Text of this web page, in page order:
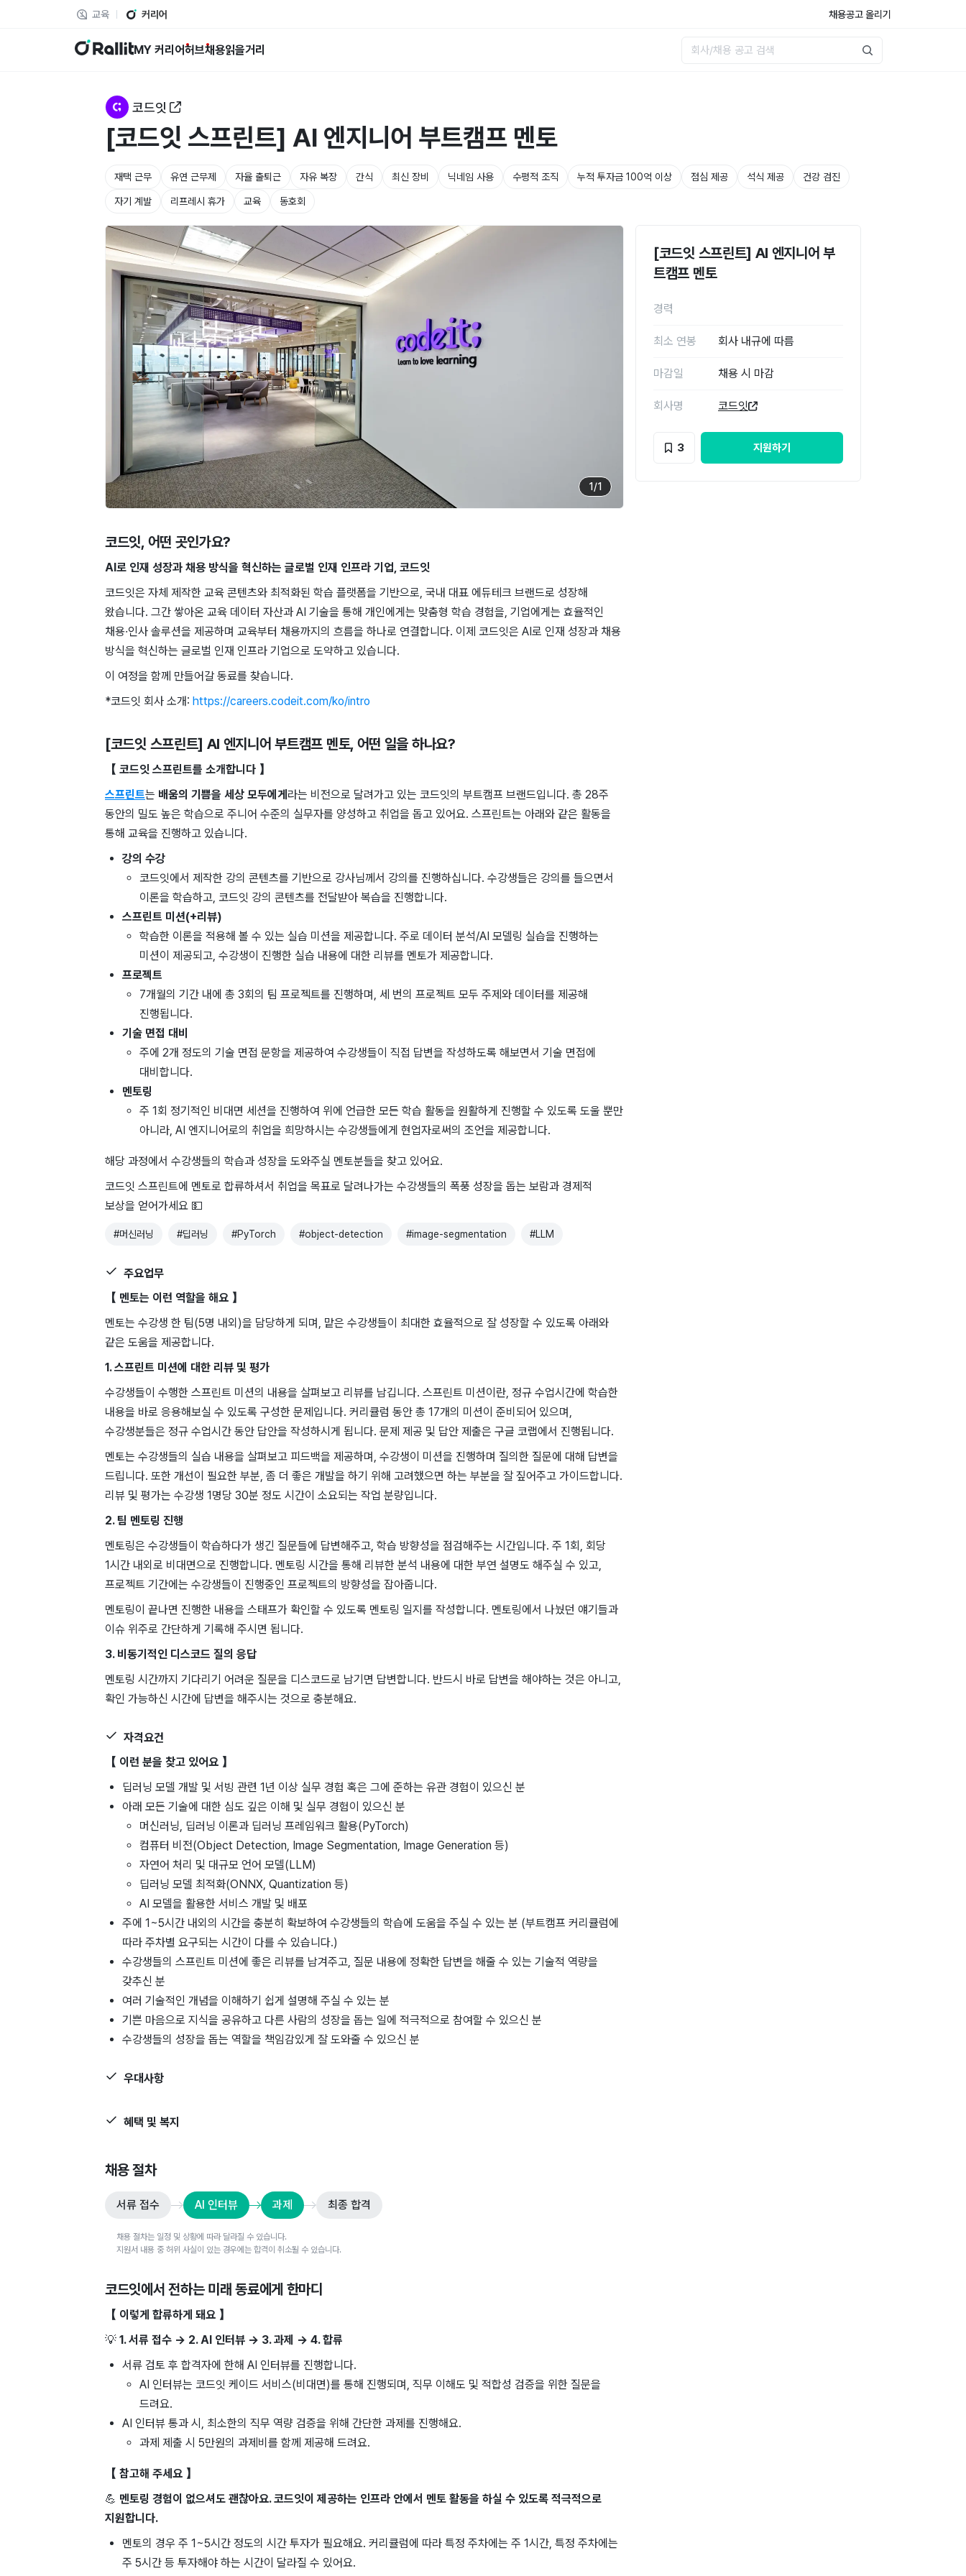
교육 커리어 채용공고 올리기
랠릿 MY 커리어허브채용읽을거리
코드잇
[코드잇 스프린트] AI 엔지니어 부트캠프 멘토
재택 근무 유연 근무제 자율 출퇴근 자유 복장 간식 최신 장비 닉네임 사용 수평적 조직 누적 투자금 100억 이상 점심 제공 석식 제공 건강 검진
자기 계발 리프레시 휴가 교육 동호회
1/1
코드잇, 어떤 곳인가요?
AI로 인재 성장과 채용 방식을 혁신하는 글로벌 인재 인프라 기업, 코드잇
코드잇은 자체 제작한 교육 콘텐츠와 최적화된 학습 플랫폼을 기반으로, 국내 대표 에듀테크 브랜드로 성장해
왔습니다. 그간 쌓아온 교육 데이터 자산과 AI 기술을 통해 개인에게는 맞춤형 학습 경험을, 기업에게는 효율적인
채용·인사 솔루션을 제공하며 교육부터 채용까지의 흐름을 하나로 연결합니다. 이제 코드잇은 AI로 인재 성장과 채용
방식을 혁신하는 글로벌 인재 인프라 기업으로 도약하고 있습니다.
이 여정을 함께 만들어갈 동료를 찾습니다.
*코드잇 회사 소개: https://careers.codeit.com/ko/intro
[코드잇 스프린트] AI 엔지니어 부트캠프 멘토, 어떤 일을 하나요?
【 코드잇 스프린트를 ​소개합니다 】
스프린트는 배움의 ​기쁨을 ​세상 모두에게 라는 ​비전으로 달려가고 있는 코드잇의 ​부트캠프 ​브랜드입니다. 총 ​28주
동안의 밀도 ​높은 학습으로 ​주니어 ​수준의 실무자를 ​양성하고 ​취업을 ​돕고 있어요. 스프린트는 ​아래와 ​같은 활동을
통해 ​교육을 ​진행하고 ​있습니다.
강의 수강
코드잇에서 제작한 ​강의 콘텐츠를 ​기반으로 ​강사님께서 강의를 ​진행하십니다. 수강생들은 ​강의를 ​들으면서
이론을 학습하고, ​코드잇 강의 ​콘텐츠를 전달받아 복습을 진행합니다.
스프린트 미션(+리뷰)
학습한 이론을 적용해 볼 수 있는 실습 미션을 제공합니다. 주로 데이터 분석/AI 모델링 실습을 진행하는
미션이 제공되고, 수강생이 진행한 실습 내용에 대한 리뷰를 멘토가 제공합니다.
프로젝트
7개월의 기간 내에 총 3회의 팀 프로젝트를 진행하며, 세 번의 프로젝트 모두 주제와 데이터를 제공해
진행됩니다.
기술 면접 대비
주에 2개 정도의 기술 면접 문항을 제공하여 수강생들이 직접 답변을 작성하도록 해보면서 기술 면접에
대비합니다.
멘토링
주 1회 정기적인 비대면 세션을 진행하여 위에 언급한 모든 학습 활동을 원활하게 진행할 수 있도록 도울 뿐만
아니라, AI 엔지니어로의 취업을 희망하시는 수강생들에게 현업자로써의 조언을 제공합니다.
해당 과정에서 수강생들의 학습과 성장을 도와주실 멘토분들을 찾고 있어요.
코드잇 스프린트에 멘토로 합류하셔서 취업을 목표로 달려나가는 수강생들의 폭풍 성장을 돕는 보람과 경제적
보상을 얻어가세요 💵
#머신러닝 #딥러닝 #PyTorch #object-detection #image-segmentation #LLM
주요업무
【 멘토는 이런 역할을 해요 】
멘토는 수강생 한 팀(5명 내외)을 담당하게 되며, 맡은 수강생들이 최대한 효율적으로 잘 성장할 수 있도록 아래와
같은 도움을 제공합니다.
1. 스프린트 미션에 대한 리뷰 및 평가
수강생들이 수행한 스프린트 미션의 내용을 살펴보고 리뷰를 남깁니다. 스프린트 미션이란, 정규 수업시간에 학습한
내용을 바로 응용해보실 수 있도록 구성한 문제입니다. 커리큘럼 동안 총 17개의 미션이 준비되어 있으며,
수강생분들은 정규 수업시간 동안 답안을 작성하시게 됩니다. 문제 제공 및 답안 제출은 구글 코랩에서 진행됩니다.
멘토는 수강생들의 실습 내용을 살펴보고 피드백을 제공하며, 수강생이 미션을 진행하며 질의한 질문에 대해 답변을
드립니다. 또한 개선이 필요한 부분, 좀 더 좋은 개발을 하기 위해 고려했으면 하는 부분을 잘 짚어주고 가이드합니다.
리뷰 및 평가는 수강생 1명당 30분 정도 시간이 소요되는 작업 분량입니다.
2. 팀 멘토링 진행
멘토링은 수강생들이 학습하다가 생긴 질문들에 답변해주고, 학습 방향성을 점검해주는 시간입니다. 주 1회, 회당
1시간 내외로 비대면으로 진행합니다. 멘토링 시간을 통해 리뷰한 분석 내용에 대한 부연 설명도 해주실 수 있고,
프로젝트 기간에는 수강생들이 진행중인 프로젝트의 방향성을 잡아줍니다.
멘토링이 끝나면 진행한 내용을 스태프가 확인할 수 있도록 멘토링 일지를 작성합니다. 멘토링에서 나눴던 얘기들과
이슈 위주로 간단하게 기록해 주시면 됩니다.
3. 비동기적인 디스코드 질의 응답
멘토링 시간까지 기다리기 어려운 질문을 디스코드로 남기면 답변합니다. 반드시 바로 답변을 해야하는 것은 아니고,
확인 가능하신 시간에 답변을 해주시는 것으로 충분해요.
자격요건
【 이런 분을 찾고 있어요 】
딥러닝 모델 개발 및 서빙 관련 1년 이상 실무 경험 혹은 그에 준하는 유관 경험이 있으신 분
아래 모든 기술에 대한 심도 깊은 이해 및 실무 경험이 있으신 분
머신러닝, 딥러닝 이론과 딥러닝 프레임워크 활용(PyTorch)
컴퓨터 비전(Object Detection, Image Segmentation, Image Generation 등)
자연어 처리 및 대규모 언어 모델(LLM)
딥러닝 모델 최적화(ONNX, Quantization 등)
AI 모델을 활용한 서비스 개발 및 배포
주에 1~5시간 내외의 시간을 충분히 확보하여 수강생들의 학습에 도움을 주실 수 있는 분 (부트캠프 커리큘럼에
따라 주차별 요구되는 시간이 다를 수 있습니다.)
수강생들의 스프린트 미션에 좋은 리뷰를 남겨주고, 질문 내용에 정확한 답변을 해줄 수 있는 기술적 역량을
갖추신 분
여러 기술적인 개념을 이해하기 쉽게 설명해 주실 수 있는 분
기쁜 마음으로 지식을 공유하고 다른 사람의 성장을 돕는 일에 적극적으로 참여할 수 있으신 분
수강생들의 성장을 돕는 역할을 책임감있게 잘 도와줄 수 있으신 분
우대사항
혜택 및 복지
채용 절차
서류 접수 AI 인터뷰 과제 최종 합격
채용 절차는 일정 및 상황에 따라 달라질 수 있습니다.
지원서 내용 중 허위 사실이 있는 경우에는 합격이 취소될 수 있습니다.
코드잇에서 전하는 미래 동료에게 한마디
【 이렇게 합류하게 돼요 】
💡 1. 서류 접수 → 2. AI 인터뷰 → 3. 과제 → 4. 합류
서류 검토 후 합격자에 한해 AI 인터뷰를 진행합니다.
AI 인터뷰는 코드잇 케이드 서비스(비대면)를 통해 진행되며, 직무 이해도 및 적합성 검증을 위한 질문을
드려요.
AI 인터뷰 통과 시, 최소한의 직무 역량 검증을 위해 간단한 과제를 진행해요.
과제 제출 시 5만원의 과제비를 함께 제공해 드려요.
【 참고해 주세요 】
💪 멘토링 경험이 없으셔도 괜찮아요. 코드잇이 제공하는 인프라 안에서 멘토 활동을 하실 수 있도록 적극적으로
지원합니다.
멘토의 경우 주 1~5시간 정도의 시간 투자가 필요해요. 커리큘럼에 따라 특정 주차에는 주 1시간, 특정 주차에는
주 5시간 등 투자해야 하는 시간이 달라질 수 있어요.
[코드잇 스프린트] AI 엔지니어 부
트캠프 멘토
경력
최소 연봉 회사 내규에 따름
마감일 채용 시 마감
회사명 코드잇
3 지원하기